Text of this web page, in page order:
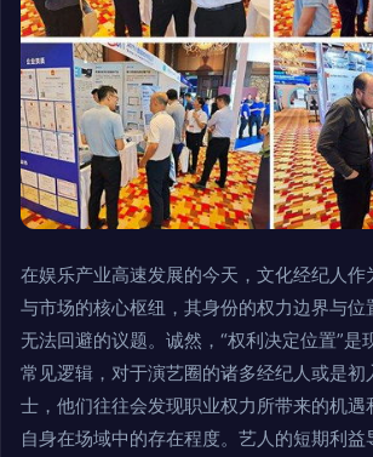
在娱乐产业高速发展的今天，文化经纪人作
与市场的核心枢纽，其身份的权力边界与位
无法回避的议题。诚然，“权利决定位置”是
常见逻辑，对于演艺圈的诸多经纪人或是初
士，他们往往会发现职业权力所带来的机遇
自身在场域中的存在程度。艺人的短期利益